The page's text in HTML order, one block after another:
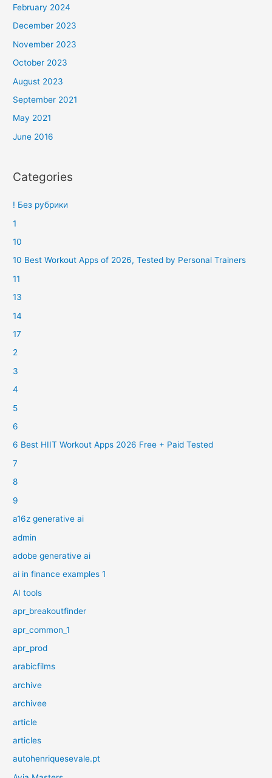
February 2024
December 2023
November 2023
October 2023
August 2023
September 2021
May 2021
June 2016
Categories
! Без рубрики
1
10
10 Best Workout Apps of 2026, Tested by Personal Trainers
11
13
14
17
2
3
4
5
6
6 Best HIIT Workout Apps 2026 Free + Paid Tested
7
8
9
a16z generative ai
admin
adobe generative ai
ai in finance examples 1
AI tools
apr_breakoutfinder
apr_common_1
apr_prod
arabicfilms
archive
archivee
article
articles
autohenriquesevale.pt